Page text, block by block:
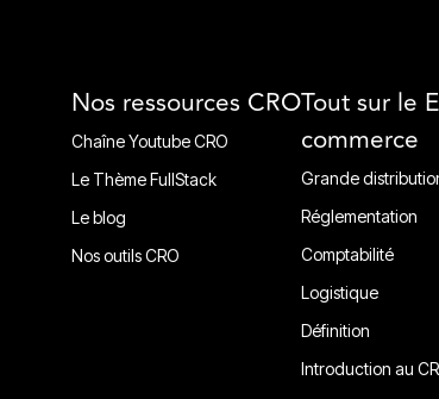
Nos ressources CRO
Chaîne Youtube CRO
Chaîne Youtube CRO
Le Thème FullStack
Le Thème FullStack
Le blog
Le blog
Nos outils CRO
Tout sur le
commerce
Grande
Grande distribution
Réglementation
Réglementation
Comptabilité
Comptabilité
Logistique
Ligistique
Définition
Définition
Introduction au